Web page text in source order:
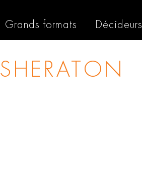
Grands formats Décideurs
SHERATON